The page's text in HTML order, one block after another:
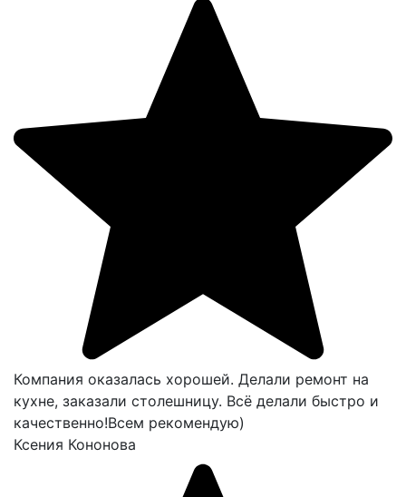
Компания оказалась хорошей. Делали ремонт на
кухне, заказали столешницу. Всё делали быстро и
качественно!Всем рекомендую)
Ксения Кононова